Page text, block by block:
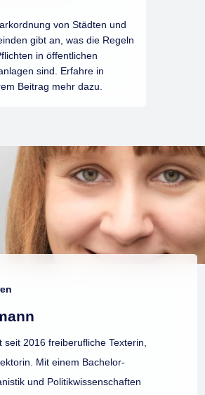
von Städten und
gibt an, was die Regeln
in öffentlichen
sind. Erfahre in
Beitrag mehr dazu.
seit 2016 freiberufliche Texterin,
Mit einem Bachelor-
und Politikwissenschaften